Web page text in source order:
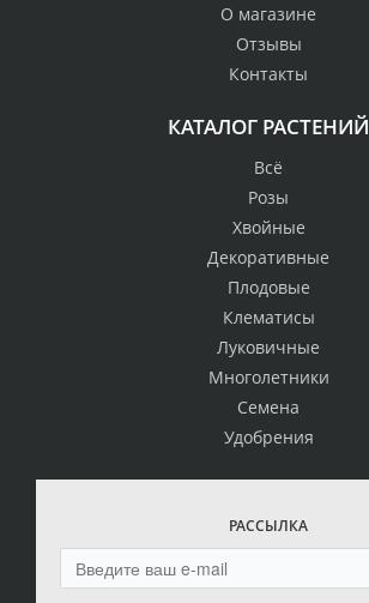
О магазине
Отзывы
Контакты
КАТАЛОГ РАСТЕНИЙ
Всё
Розы
Хвойные
Декоративные
Плодовые
Клематисы
Луковичные
Многолетники
Семена
Удобрения
РАССЫЛКА